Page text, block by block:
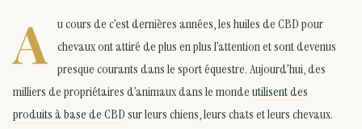
A
u cours de c’est dernières années, les huiles de CBD pour
chevaux ont attiré de plus en plus l’attention et sont devenus
presque courants dans le sport équestre. Aujourd’hui, des
milliers de propriétaires d’animaux dans le mondeutilisent des
produits à base de CBDsur leurs chiens, leurs chats et leurs chevaux.